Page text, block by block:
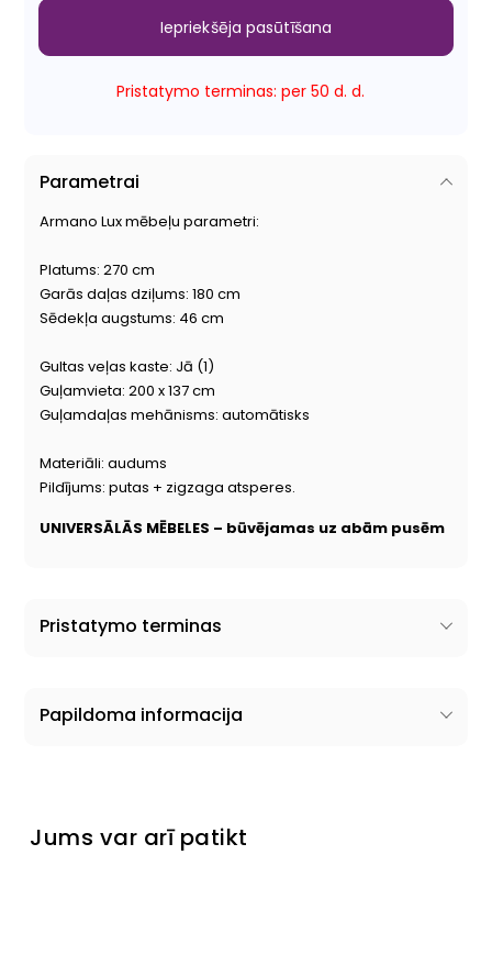
Pristatymo terminas: per 50 d. d.
Iepriekšēja pasūtīšana
Parametrai
Armano Lux mēbeļu parametri:
Platums: 270 cm
Garās daļas dziļums: 180 cm
Sēdekļa augstums: 46 cm
Gultas veļas kaste: Jā (1)
Guļamvieta: 200 x 137 cm
Guļamdaļas mehānisms: automātisks
Materiāli: audums
Pildījums: putas + zigzaga atsperes.
UNIVERSĀLĀS MĒBELES – būvējamas uz abām pusēm
Pristatymo terminas
Papildoma informacija
Jums var arī patikt